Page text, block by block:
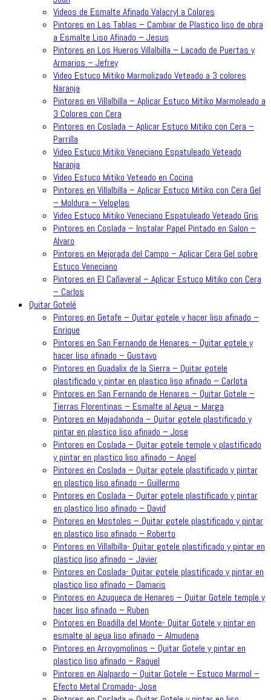
Videos de Esmalte Afinado Valacryl a Colores
Pintores en Las Tablas – Cambiar de Plastico liso de obra
a Esmalte Liso Afinado – Jesus
Pintores en Los Hueros Villalbilla – Lacado de Puertas y
Armarios – Jefrey
Video Estuco Mitiko Marmolizado Veteado a 3 colores
Naranja
Pintores en Villalbilla – Aplicar Estuco Mitiko Marmoleado a
3 Colores con Cera
Pintores en Coslada – Aplicar Estuco Mitiko con Cera –
Parrilla
Video Estuco Mitiko Veneciano Espatuleado Veteado
Naranja
Video Estuco Mitiko Veteado en Cocina
Pintores en Villalbilla – Aplicar Estuco Mitiko con Cera Gel
– Moldura – Veloglas
Video Estuco Mitiko Veneciano Espatuleado Veteado Gris
Pintores en Coslada – Instalar Papel Pintado en Salon –
Alvaro
Pintores en Mejorada del Campo – Aplicar Cera Gel sobre
Estuco Veneciano
Pintores en El Cañaveral – Aplicar Estuco Mitiko con Cera
– Carlos
Quitar Gotelé
Pintores en Getafe – Quitar gotele y hacer liso afinado –
Enrique
Pintores en San Fernando de Henares – Quitar gotele y
hacer liso afinado – Gustavo
Pintores en Guadalix de la Sierra – Quitar gotele
plastificado y pintar en plastico liso afinado – Carlota
Pintores en San Fernando de Henares – Quitar Gotele –
Tierras Florentinas – Esmalte al Agua – Marga
Pintores en Majadahonda – Quitar gotele plastificado y
pintar en plastico liso afinado – Jose
Pintores en Coslada – Quitar gotele temple y plastificado
y pintar en plastico liso afinado – Angel
Pintores en Coslada – Quitar gotele plastificado y pintar
en plastico liso afinado – Guillermo
Pintores en Coslada – Quitar gotele plastificado y pintar
en plastico liso afinado – David
Pintores en Mostoles – Quitar gotele plastificado y pintar
en plastico liso afinado – Roberto
Pintores en Villalbilla- Quitar gotele plastificado y pintar en
plastico liso afinado – Javier
Pintores en Coslada- Quitar gotele plastificado y pintar en
plastico liso afinado – Damaris
Pintores en Azuqueca de Henares – Quitar Gotele temple y
hacer liso afinado – Ruben
Pintores en Boadilla del Monte- Quitar Gotele y pintar en
esmalte al agua liso afinado – Almudena
Pintores en Arroyomolinos – Quitar Gotele y pintar en
plastico liso afinado – Raquel
Pintores en Alalpardo – Quitar Gotele – Estuco Marmol –
Efecto Metal Cromado- Jose